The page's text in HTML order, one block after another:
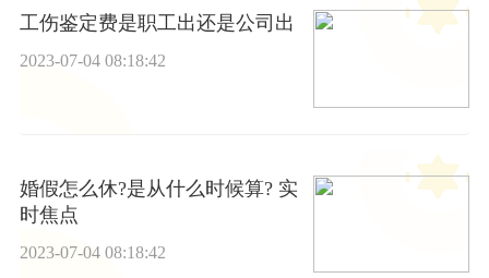
工伤鉴定费是职工出还是公司出
2023-07-04 08:18:42
婚假怎么休?是从什么时候算? 实
时焦点
2023-07-04 08:18:42